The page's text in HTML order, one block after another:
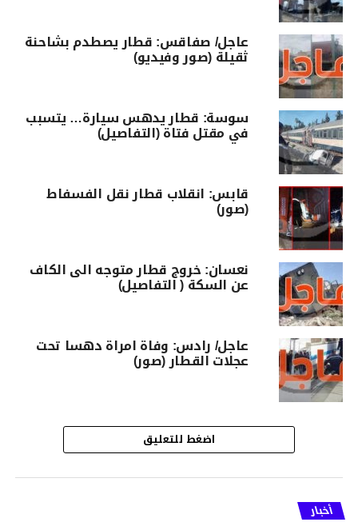
عاجل/ صفاقس: قطار يصطدم بشاحنة
ثقيلة (صور وفيديو)
سوسة: قطار يدهس سيارة… يتسبب
في مقتل فتاة (التفاصيل)
قابس: انقلاب قطار نقل الفسفاط
(صور)
نعسان: خروج قطار متوجه الى الكاف
عن السكة ( التفاصيل)
عاجل/ رادس: وفاة امراة دهسا تحت
عجلات القطار (صور)
اضغط للتعليق
أخبار